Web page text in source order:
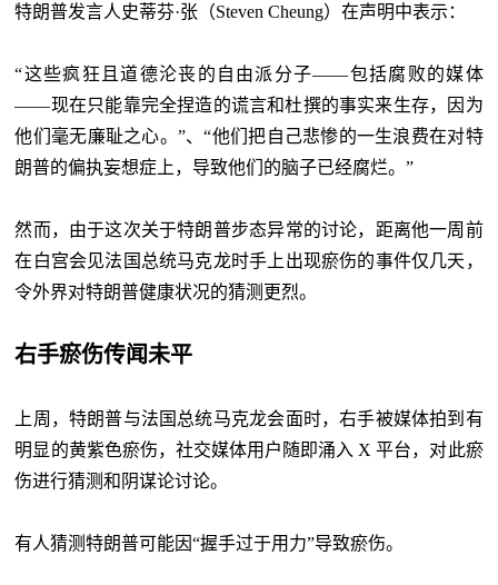
特朗普发言人史蒂芬·张（Steven Cheung）在声明中表示：
“这些疯狂且道德沦丧的自由派分子——包括腐败的媒体
——现在只能靠完全捏造的谎言和杜撰的事实来生存，因为
他们毫无廉耻之心。”、“他们把自己悲惨的一生浪费在对特
朗普的偏执妄想症上，导致他们的脑子已经腐烂。”
然而，由于这次关于特朗普步态异常的讨论，距离他一周前
在白宫会见法国总统马克龙时手上出现瘀伤的事件仅几天，
令外界对特朗普健康状况的猜测更烈。
右手瘀伤传闻未平
上周，特朗普与法国总统马克龙会面时，右手被媒体拍到有
明显的黄紫色瘀伤，社交媒体用户随即涌入 X 平台，对此瘀
伤进行猜测和阴谋论讨论。
有人猜测特朗普可能因“握手过于用力”导致瘀伤。